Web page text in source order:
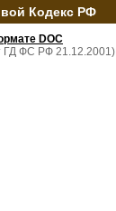
Кодекс РФ
DOC
ГД ФС РФ 21.12.2001)